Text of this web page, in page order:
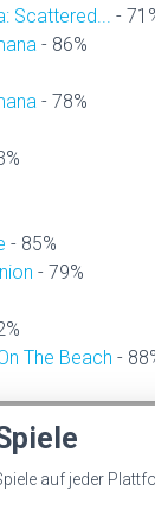
Scattered...
-
- 86%
- 78%
- 85%
- 79%
The Beach -
auf jeder